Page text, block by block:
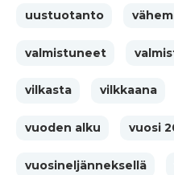
uustuotanto
valmistuneet
vilkasta vilkkaana
vuoden alku vuosi
vuosineljänneksellä